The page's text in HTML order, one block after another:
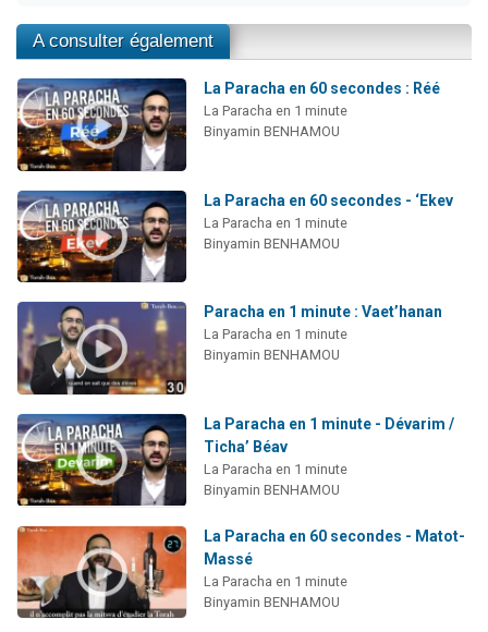
A consulter également
La Paracha en 60 secondes : Réé
La Paracha en 1 minute
Binyamin BENHAMOU
La Paracha en 60 secondes - ‘Ekev
La Paracha en 1 minute
Binyamin BENHAMOU
Paracha en 1 minute : Vaet’hanan
La Paracha en 1 minute
Binyamin BENHAMOU
La Paracha en 1 minute - Dévarim /
Ticha’ Béav
La Paracha en 1 minute
Binyamin BENHAMOU
La Paracha en 60 secondes - Matot-
Massé
La Paracha en 1 minute
Binyamin BENHAMOU